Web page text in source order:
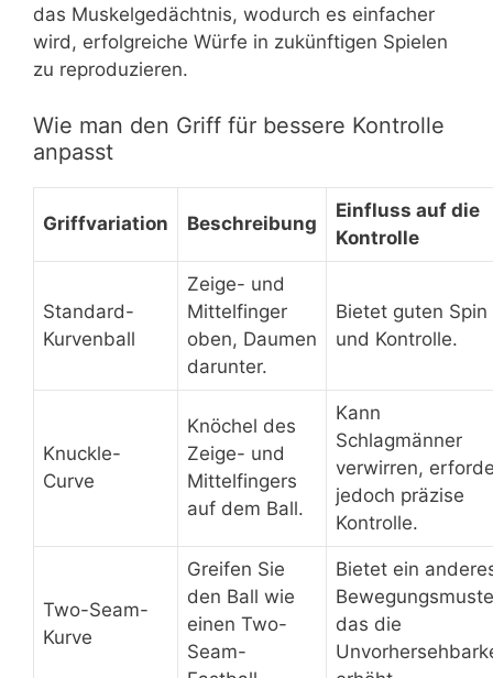
das Muskelgedächtnis, wodurch es einfacher
wird, erfolgreiche Würfe in zukünftigen Spielen
zu reproduzieren.
Wie man den Griff für bessere Kontrolle
anpasst
Griffvariation Beschreibung
Einfluss auf die
Kontrolle
Standard-
Kurvenball
Zeige- und
Mittelfinger
oben, Daumen
darunter.
Bietet guten Spin
und Kontrolle.
Knuckle-
Curve
Knöchel des
Zeige- und
Mittelfingers
auf dem Ball.
Kann
Schlagmänner
verwirren,
jedoch präzise
Kontrolle.
Two-Seam-
Kurve
Greifen Sie
den Ball wie
einen Two-
Seam-
Bietet ein
das die